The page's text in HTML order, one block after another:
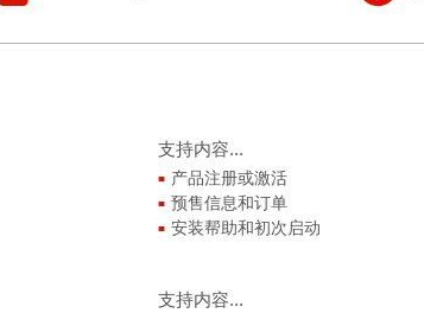
支持内容...
产品注册或激活
预售信息和订单
安装帮助和初次启动
支持内容...